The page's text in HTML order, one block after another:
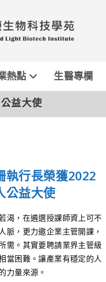
熱點 生醫專欄
益大使
執行長榮獲2022
公益大使
渴，在遴選授課師資上可不
脈，更力邀企業主管開課，
需。其實要聘請業界主管級
當困難。讓產業有穩定的人
力量來源。​​